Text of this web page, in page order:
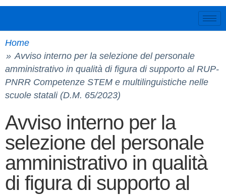
Home
Avviso interno per la selezione del personale
amministrativo in qualità di figura di supporto al RUP-
PNRR Competenze STEM e multilinguistiche nelle
scuole statali (D.M. 65/2023)
Avviso interno per la
selezione del personale
amministrativo in qualità
di figura di supporto al